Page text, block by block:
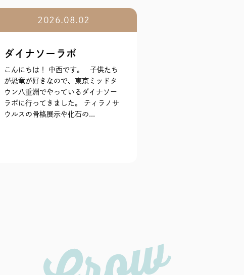
2026.08.02
ダイナソーラボ
こんにちは！ 中西です。 子供たち
が恐竜が好きなので、東京ミッドタ
ウン八重洲でやっているダイナソー
ラボに行ってきました。 ティラノサ
ウルスの骨格展示や化石の...